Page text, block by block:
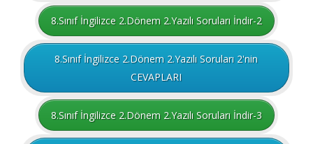
8.Sınıf İngilizce 2.Dönem 2.Yazılı Soruları İndir-2
8.Sınıf İngilizce 2.Dönem 2.Yazılı Soruları 2'nin
CEVAPLARI
8.Sınıf İngilizce 2.Dönem 2.Yazılı Soruları İndir-3